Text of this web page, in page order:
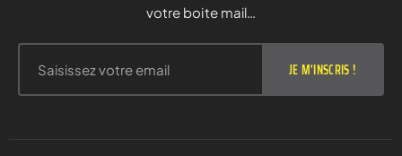
votre boite mail…
JE M'INSCRIS !